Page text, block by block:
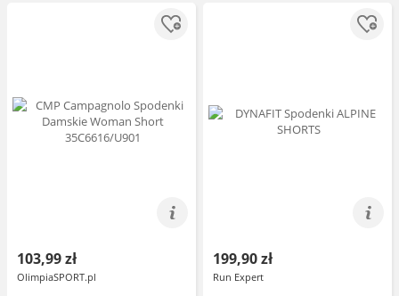
103,99 zł
OlimpiaSPORT.pl
199,90 zł
Run Expert